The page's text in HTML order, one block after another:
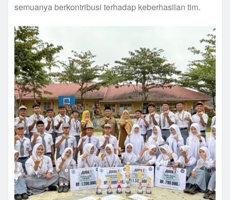
semuanya berkontribusi terhadap keberhasilan tim.